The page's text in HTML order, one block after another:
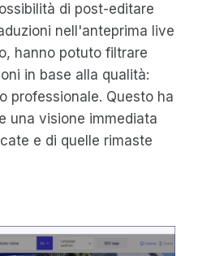
di post-editare
nell'anteprima live
hanno potuto filtrare
in base alla qualità:
professionale. Questo ha
una visione immediata
e di quelle rimaste